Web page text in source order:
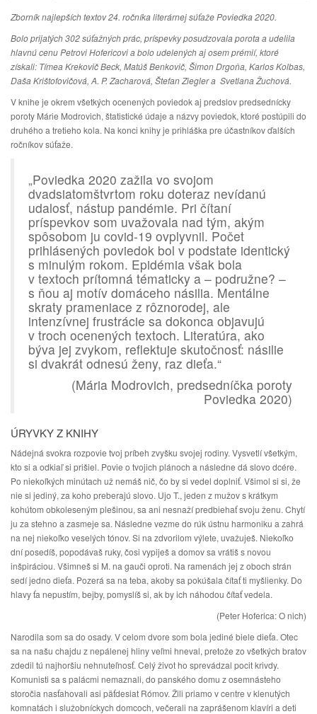
Zborník najlepších textov 24. ročníka literárnej súťaže Poviedka 2020.
Bolo prijatých 302 súťažných prác, príspevky posudzovala porota a udelila
hlavnú cenu Petrovi Hofericovi a bolo udelených aj osem prémií, ktoré
získali: Tímea Krekovič Beck, Matúš Benkovič, Šimon Drgoňa, Karlos Kolbas,
Daša Krištofovičová, A. P. Zacharová, Štefan Ziegler a Svetlana Žuchová.
V knihe je okrem všetkých ocenených poviedok aj predslov predsednícky
poroty Márie Modrovich, štatistické údaje a názvy poviedok, ktoré postúpili do
druhého a tretieho kola. Na konci knihy je prihláška pre účastníkov ďalších
ročníkov súťaže.
„Poviedka 2020 zažila vo svojom
dvadsiatomštvrtom roku doteraz nevídanú
udalosť, nástup pandémie. Pri čítaní
príspevkov som uvažovala nad tým, akým
spôsobom ju covid-19 ovplyvnil. Počet
prihlásených poviedok bol v podstate identický
s minulým rokom. Epidémia však bola
v textoch prítomná tématicky a – podružne? –
s ňou aj motív domáceho násilia. Mentálne
skraty prameniace z rôznorodej, ale
intenzívnej frustrácie sa dokonca objavujú
v troch ocenených textoch. Literatúra, ako
býva jej zvykom, reflektuje skutočnosť: násilie
si dvakrát odnesú ženy, raz dieťa.“
(Mária Modrovich, predsedníčka poroty
Poviedka 2020)
ÚRYVKY Z KNIHY
Nádejná svokra rozpovie tvoj príbeh zvyšku svojej rodiny. Vysvetlí všetkým,
kto si a odkiaľ si prišiel. Povie o tvojich plánoch a následne dá slovo dcére.
Po niekoľkých minútach už nemáš nič, čo by si vedel doplniť. Všimol si si, že
nie si jediný, za koho preberajú slovo. Ujo T., jeden z mužov s krátkym
kohútom obkoleseným plešinou, sa ani nesnaží predbiehať svoju ženu. Chytí
ju za stehno a zasmeje sa. Následne vezme do rúk ústnu harmoniku a zahrá
na nej niekoľko veselých tónov. Si na zdvorilom výlete, uvažuješ. Niekoľko
dní posedíš, popodávaš ruky, čosi vypiješ a domov sa vrátiš s novou
inšpiráciou. Všimneš si M. na gauči oproti. Na ramenách jej z oboch strán
sedí jedno dieťa. Pozerá sa na teba, akoby sa pokúšala čítať ti myšlienky. Do
hlavy ťa nepustím, bejby, pomyslíš si, ak by ich náhodou čítať vedela.
(Peter Hoferica: O nich)
Narodila som sa do osady. V celom dvore som bola jediné biele dieťa. Otec
sa na našu chajdu z nepálenej hliny veľmi hneval, pretože zo všetkých bratov
zdedil tú najhoršiu nehnuteľnosť. Celý život ho sprevádzal pocit krivdy.
Komunisti sa s palácmi nemaznali, do panského domu z osemnásteho
storočia nasťahovali asi päťdesiat Rómov. Žili priamo v centre v klenutých
komnatách i služobníckych domcoch, večerali na zaprášenom klavíri a deti